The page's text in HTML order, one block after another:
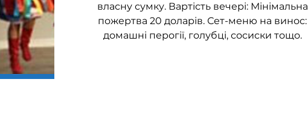
власну сумку. Вартість вечері: Мінімальна
пожертва 20 доларів. Сет-меню на винос:
домашні перогії, голубці, сосиски тощо.